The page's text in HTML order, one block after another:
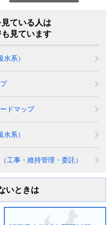
ている人は
見ています
系）
ドマップ
系）
工事・維持管理・委託）
いときは